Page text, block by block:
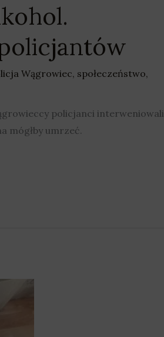
Wągrowiec, społeczeństwo,
policjanci interweniowali
mógłby umrzeć.